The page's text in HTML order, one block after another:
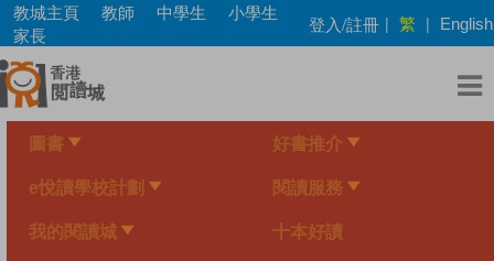
Skip
main
content
教城主頁 教師 中學生
小學生
家長
登入/註冊 | 繁 | English
圖書 好書推介
e悅讀學校計劃 閱讀服務
我的閱讀城 十本好讀